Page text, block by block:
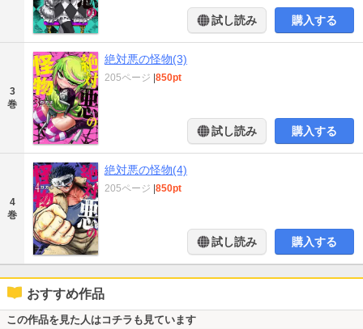
試し読み 購入する
3
巻
絶対悪の怪物(3)
205ページ |850pt
試し読み 購入する
4
巻
絶対悪の怪物(4)
205ページ |850pt
試し読み 購入する
おすすめ作品
この作品を見た人はコチラも見ています